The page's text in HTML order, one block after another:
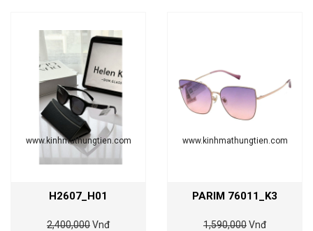
www.kinhmathungtien.com
H2607_H01
2,400,000Vnđ
www.kinhmathungtien.com
PARIM 76011_K3
1,590,000Vnđ